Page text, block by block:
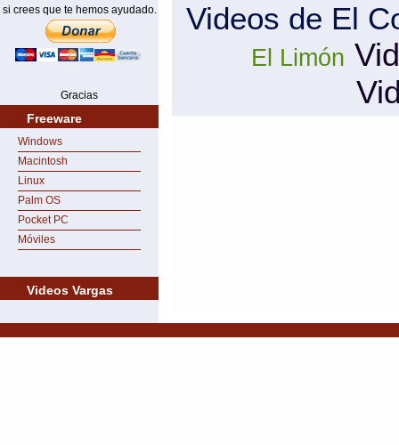
si crees que te hemos ayudado.
Gracias
Freeware
Windows
Macintosh
Linux
Palm OS
Pocket PC
Móviles
Videos Vargas
Videos de El
El Limón